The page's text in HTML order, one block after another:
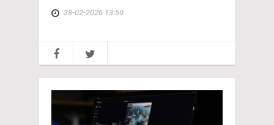
28-02-2026 13:59